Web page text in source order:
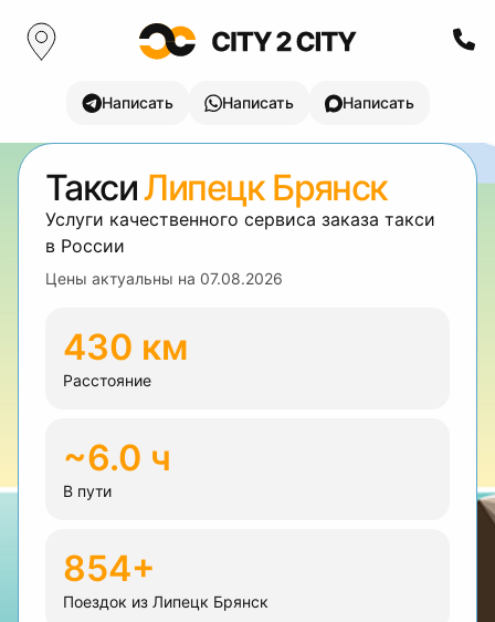
Написать Написать Написать
ТаксиЛипецк Брянск
Услуги качественного сервиса заказа такси
в России
Цены актуальны на 07.08.2026
430 км
Расстояние
~6.0 ч
В пути
854+
Поездок из Липецк Брянск